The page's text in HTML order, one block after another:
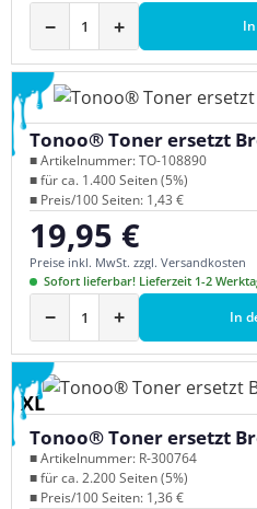
− +
Tonoo® Toner ersetzt
■ Artikelnummer: TO-108890
■ für ca. 1.400 Seiten (5%)
■ Preis/100 Seiten: 1,43 €
Regulärer Preis:
19,95 €
Preise inkl. MwSt. zzgl. Versandkosten
Sofort lieferbar! Lieferzeit 1-2
− + In
XL
Tonoo® Toner ersetzt
■ Artikelnummer: R-300764
■ für ca. 2.200 Seiten (5%)
■ Preis/100 Seiten: 1,36 €